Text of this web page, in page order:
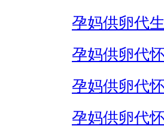
孕妈供卵代
孕妈供卵代
孕妈供卵代
孕妈供卵代